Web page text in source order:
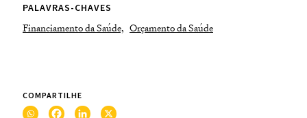
PALAVRAS-CHAVES
Financiamento da Saúde, Orçamento da Saúde
COMPARTILHE